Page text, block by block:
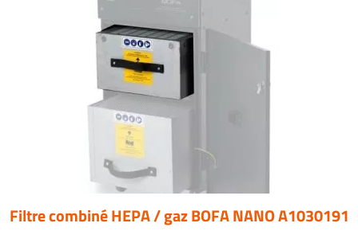
Filtre combiné HEPA / gaz BOFA NANO A1030191